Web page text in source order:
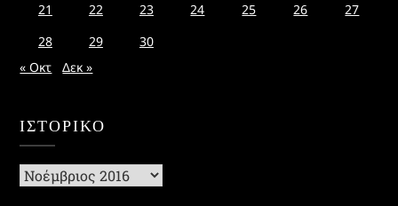
21
22 23 24 25 26
27
28
29
30
« Οκτ
Δεκ »
ΙΣΤΟΡΙΚΌ
Ιστορικό